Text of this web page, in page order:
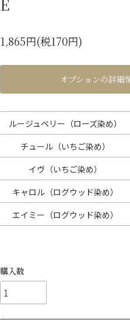
1,865円(税170円)
オプションの詳細
ルージュベリー（ローズ染め）
チュール（いちご染め）
イヴ（いちご染め）
キャロル（ログウッド染め）
エイミー（ログウッド染め）
購入数